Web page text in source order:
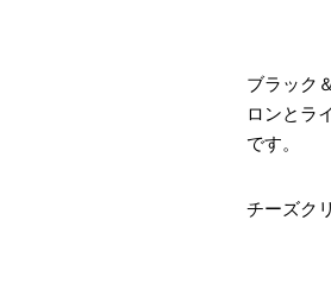
ブラック
ロンとラ
です。
チーズク